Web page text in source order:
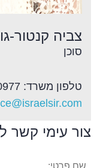
צביה קנטור-
סוכן
טלפון משרד: 03-7710977
צור עימי קשר